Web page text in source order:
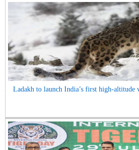
Ladakh to launch India’s first high-